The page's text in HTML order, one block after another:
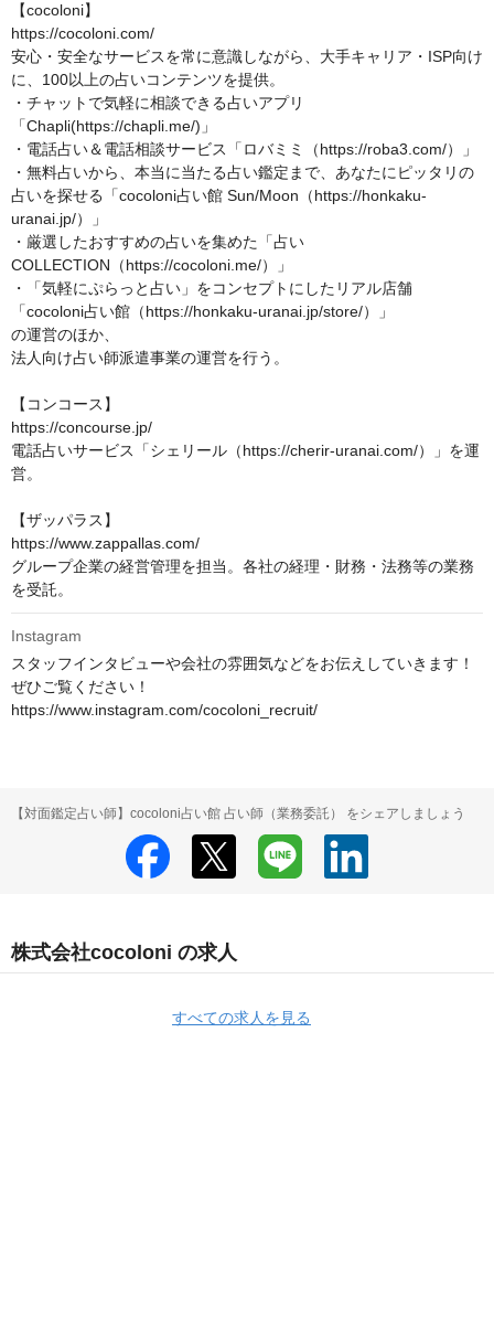
【cocoloni】
https://cocoloni.com/
安心・安全なサービスを常に意識しながら、大手キャリア・ISP向け
に、100以上の占いコンテンツを提供。
・チャットで気軽に相談できる占いアプリ
「Chapli(https://chapli.me/)」
・電話占い＆電話相談サービス「ロバミミ（https://roba3.com/）」
・無料占いから、本当に当たる占い鑑定まで、あなたにピッタリの
占いを探せる「cocoloni占い館 Sun/Moon（https://honkaku-
uranai.jp/）」
・厳選したおすすめの占いを集めた「占い
COLLECTION（https://cocoloni.me/）」
・「気軽にぷらっと占い」をコンセプトにしたリアル店舗
「cocoloni占い館（https://honkaku-uranai.jp/store/）」
の運営のほか、
法人向け占い師派遣事業の運営を行う。
【コンコース】
https://concourse.jp/
電話占いサービス「シェリール（https://cherir-uranai.com/）」を運
営。
【ザッパラス】
https://www.zappallas.com/
グループ企業の経営管理を担当。各社の経理・財務・法務等の業務
を受託。
Instagram
スタッフインタビューや会社の雰囲気などをお伝えしていきます！
ぜひご覧ください！
https://www.instagram.com/cocoloni_recruit/
【対面鑑定占い師】cocoloni占い館 占い師（業務委託） をシェアしましょう
株式会社cocoloni の求人
すべての求人を見る